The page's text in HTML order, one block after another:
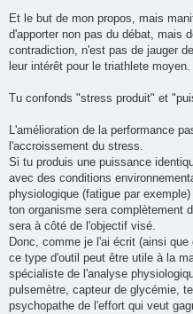
Et le but de mon propos, mais
d'apporter non pas du débat, mais
contradiction, n'est pas de jauger
leur intérêt pour le triathlete moyen.
Tu confonds "stress produit" et
L'amélioration de la performance
l'accroissement du stress.
Si tu produis une puissance
avec des conditions
physiologique (fatigue par
ton organisme sera complètement
sera à côté de l'objectif visé.
Donc, comme je l'ai écrit (ainsi
ce type d'outil peut être utile à la
spécialiste de l'analyse
pulsemètre, capteur de glycémie,
psychopathe de l'effort qui veut